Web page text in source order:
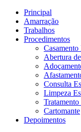
Principal
Amarração
Trabalhos
Procedimentos
Abertura
Consulta
Limpeza
Cartomante
Depoimentos